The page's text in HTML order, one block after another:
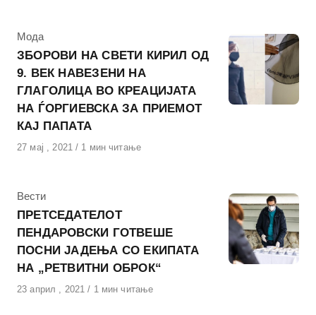
КАтегорија
Мода
ЗБОРОВИ НА СВЕТИ КИРИЛ ОД
9. ВЕК НАВЕЗЕНИ НА
ГЛАГОЛИЦА ВО КРЕАЦИЈАТА
НА ЃОРГИЕВСКА ЗА ПРИЕМОТ
КАЈ ПАПАТА
Објавено
27 мај , 2021 1 мин читање
КАтегорија
Вести
ПРЕТСЕДАТЕЛОТ
ПЕНДАРОВСКИ ГОТВЕШЕ
ПОСНИ ЈАДЕЊА СО ЕКИПАТА
НА „РЕТВИТНИ ОБРОК“
Објавено
23 април , 2021 1 мин читање